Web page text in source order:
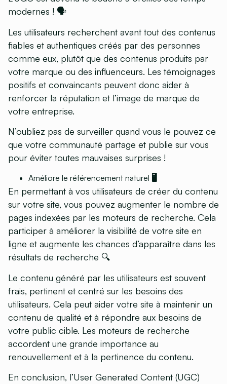
modernes ! 🗣
Les utilisateurs recherchent avant tout des contenus
fiables et authentiques créés par des personnes
comme eux, plutôt que des contenus produits par
votre marque ou des influenceurs. Les témoignages
positifs et convaincants peuvent donc aider à
renforcer la réputation et l’image de marque de
votre entreprise.
N’oubliez pas de surveiller quand vous le pouvez ce
que votre communauté partage et publie sur vous
pour éviter toutes mauvaises surprises !
Améliore le référencement naturel 🖥
En permettant à vos utilisateurs de créer du contenu
sur votre site, vous pouvez augmenter le nombre de
pages indexées par les moteurs de recherche. Cela
participer à améliorer la visibilité de votre site en
ligne et augmente les chances d’apparaître dans les
résultats de recherche 🔍
Le contenu généré par les utilisateurs est souvent
frais, pertinent et centré sur les besoins des
utilisateurs. Cela peut aider votre site à maintenir un
contenu de qualité et à répondre aux besoins de
votre public cible. Les moteurs de recherche
accordent une grande importance au
renouvellement et à la pertinence du contenu.
En conclusion, l’User Generated Content (UGC)